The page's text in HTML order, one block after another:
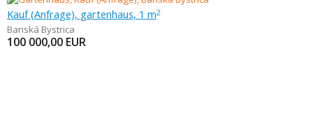
Kauf (Anfrage), gartenhaus, 1 m2
Banská Bystrica
100 000,00 EUR